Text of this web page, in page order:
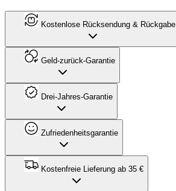
Kostenlose Rücksendung & Rückgabe
Geld-zurück-Garantie
Drei-Jahres-Garantie
Zufriedenheitsgarantie
Kostenfreie Lieferung ab 35 €